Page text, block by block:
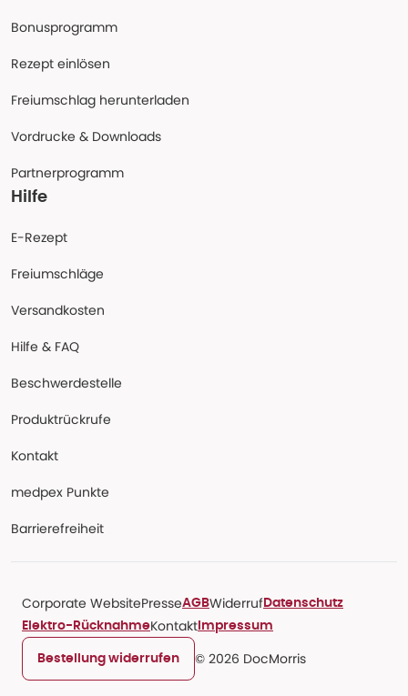
Bonusprogramm
Rezept einlösen
Freiumschlag herunterladen
Vordrucke & Downloads
Partnerprogramm
Hilfe
E-Rezept
Freiumschläge
Versandkosten
Hilfe & FAQ
Beschwerdestelle
Produktrückrufe
Kontakt
medpex Punkte
Barrierefreiheit
Corporate WebsitePresseAGBWiderruf Datenschutz
Elektro-RücknahmeKontakt Impressum
Bestellung widerrufen © 2026 DocMorris